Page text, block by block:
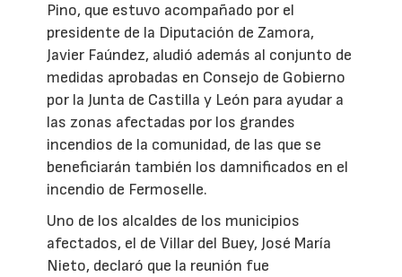
Pino, que estuvo acompañado por el
presidente de la Diputación de Zamora,
Javier Faúndez, aludió además al conjunto de
medidas aprobadas en Consejo de Gobierno
por la Junta de Castilla y León para ayudar a
las zonas afectadas por los grandes
incendios de la comunidad, de las que se
beneficiarán también los damnificados en el
incendio de Fermoselle.
Uno de los alcaldes de los municipios
afectados, el de Villar del Buey, José María
Nieto, declaró que la reunión fue